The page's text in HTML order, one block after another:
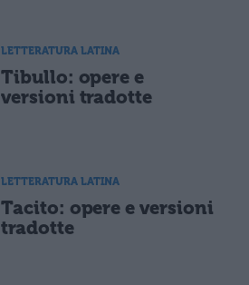
LETTERATURA LATINA
Tibullo: opere e
versioni tradotte
LETTERATURA LATINA
Tacito: opere e versioni
tradotte